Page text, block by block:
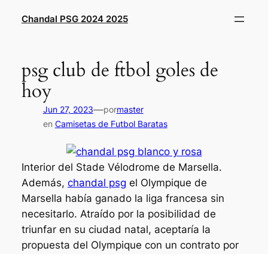
Chandal PSG 2024 2025
psg club de ftbol goles de
hoy
Jun 27, 2023—pormaster
en Camisetas de Futbol Baratas
Interior del Stade Vélodrome de Marsella.
Además, chandal psg el Olympique de
Marsella había ganado la liga francesa sin
necesitarlo. Atraído por la posibilidad de
triunfar en su ciudad natal, aceptaría la
propuesta del Olympique con un contrato por